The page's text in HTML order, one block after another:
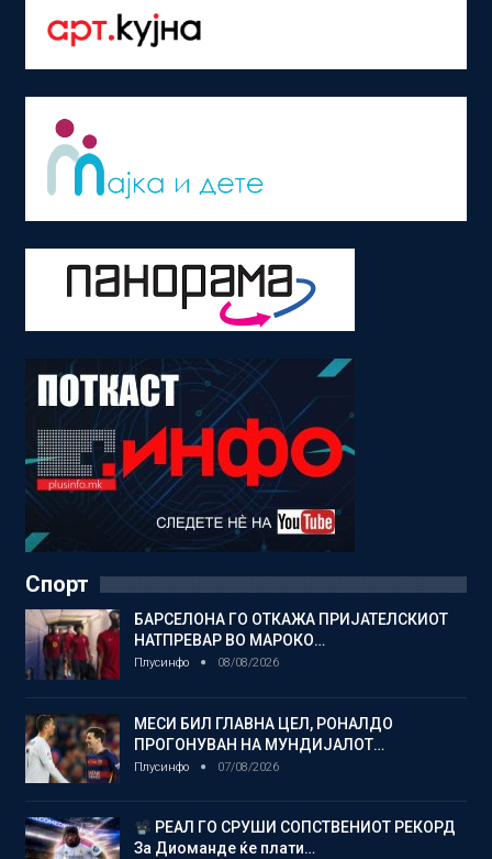
Спорт
БАРСЕЛОНА ГО ОТКАЖА ПРИЈАТЕЛСКИОТ
НАТПРЕВАР ВО МАРОКО…
Плусинфо 08/08/2026
МЕСИ БИЛ ГЛАВНА ЦЕЛ, РОНАЛДО
ПРОГОНУВАН НА МУНДИЈАЛОТ…
Плусинфо 07/08/2026
РЕАЛ ГО СРУШИ СОПСТВЕНИОТ РЕКОРД
За Диоманде ќе плати…